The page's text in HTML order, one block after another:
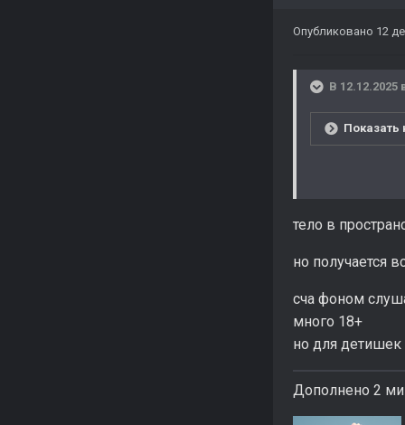
Опубликовано 12
В 12.12.2025
Показать
тело в
но получается
сча фоном
много 18+
но для
Дополнено 2